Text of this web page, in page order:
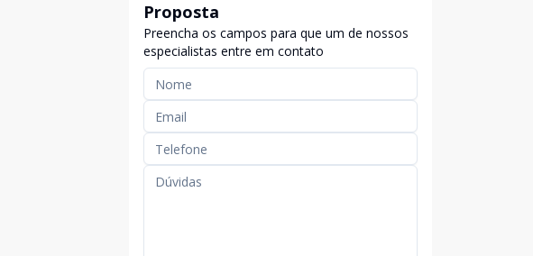
Proposta
Preencha os campos para que um de nossos
especialistas entre em contato